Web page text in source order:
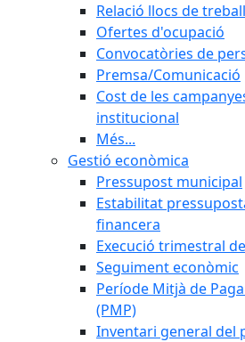
Relació llocs de
Ofertes d'ocupació
Convocatòries de
Premsa/Comunicació
Cost de les
institucional
Més...
Gestió econòmica
Pressupost municipal
Estabilitat
financera
Execució trimestral
Seguiment econòmic
Període Mitjà de
(PMP)
Inventari general del